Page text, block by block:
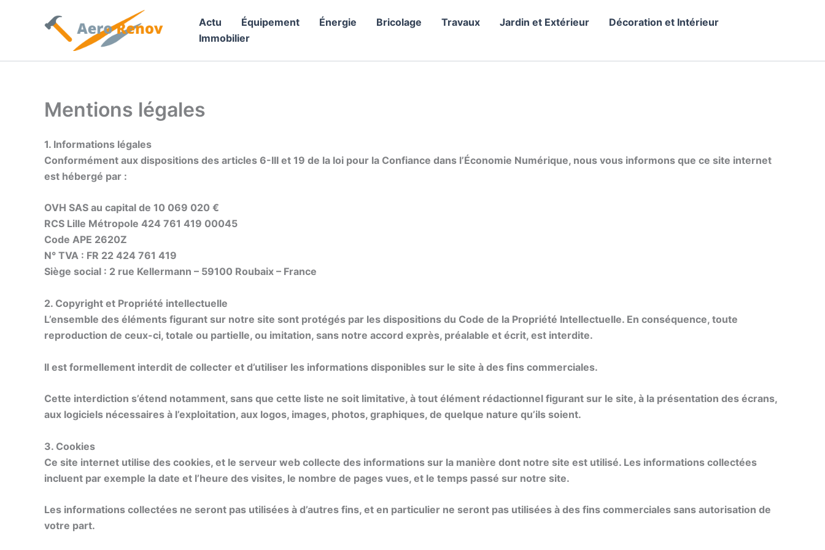
Actu Équipement Énergie Bricolage Travaux Jardin et Extérieur
Décoration et Intérieur
Immobilier
Mentions légales
1. Informations légales
Conformément aux dispositions des articles 6-III et 19 de la loi pour la Confiance dans l’Économie Numérique, nous vous informons que ce site internet
est hébergé par :
OVH SAS au capital de 10 069 020 €
RCS Lille Métropole 424 761 419 00045
Code APE 2620Z
N° TVA : FR 22 424 761 419
Siège social : 2 rue Kellermann – 59100 Roubaix – France
2. Copyright et Propriété intellectuelle
L’ensemble des éléments figurant sur notre site sont protégés par les dispositions du Code de la Propriété Intellectuelle. En conséquence, toute
reproduction de ceux-ci, totale ou partielle, ou imitation, sans notre accord exprès, préalable et écrit, est interdite.
Il est formellement interdit de collecter et d’utiliser les informations disponibles sur le site à des fins commerciales.
Cette interdiction s’étend notamment, sans que cette liste ne soit limitative, à tout élément rédactionnel figurant sur le site, à la présentation des écrans,
aux logiciels nécessaires à l’exploitation, aux logos, images, photos, graphiques, de quelque nature qu’ils soient.
3. Cookies
Ce site internet utilise des cookies, et le serveur web collecte des informations sur la manière dont notre site est utilisé. Les informations collectées
incluent par exemple la date et l’heure des visites, le nombre de pages vues, et le temps passé sur notre site.
Les informations collectées ne seront pas utilisées à d’autres fins, et en particulier ne seront pas utilisées à des fins commerciales sans autorisation de
votre part.